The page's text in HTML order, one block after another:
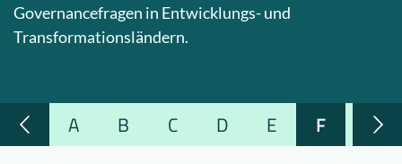
Blog
Downloads Wer wir sind
Governancefragen in Entwicklungs- und
Transformationsländern.
A B C D E F G